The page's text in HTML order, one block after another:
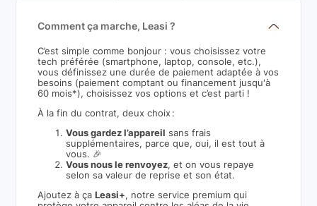
Comment ça marche, Leasi ?
C’est simple comme bonjour : vous choisissez votre
tech préférée (smartphone, laptop, console, etc.),
vous définissez une durée de paiement adaptée à vos
besoins (paiement comptant ou financement jusqu'à
60 mois*), choisissez vos options et c’est parti !
À la fin du contrat, deux choix :
Vous gardez l’appareil sans frais
supplémentaires, parce que, oui, il est tout à
vous. 🎉
Vous nous le renvoyez, et on vous repaye
selon sa valeur de reprise et son état.
Ajoutez à çaLeasi+, notre service premium qui